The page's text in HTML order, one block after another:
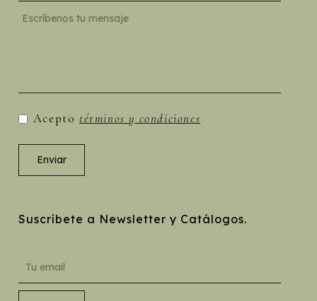
Acepto términos y condiciones
Suscríbete a Newsletter y Catálogos.